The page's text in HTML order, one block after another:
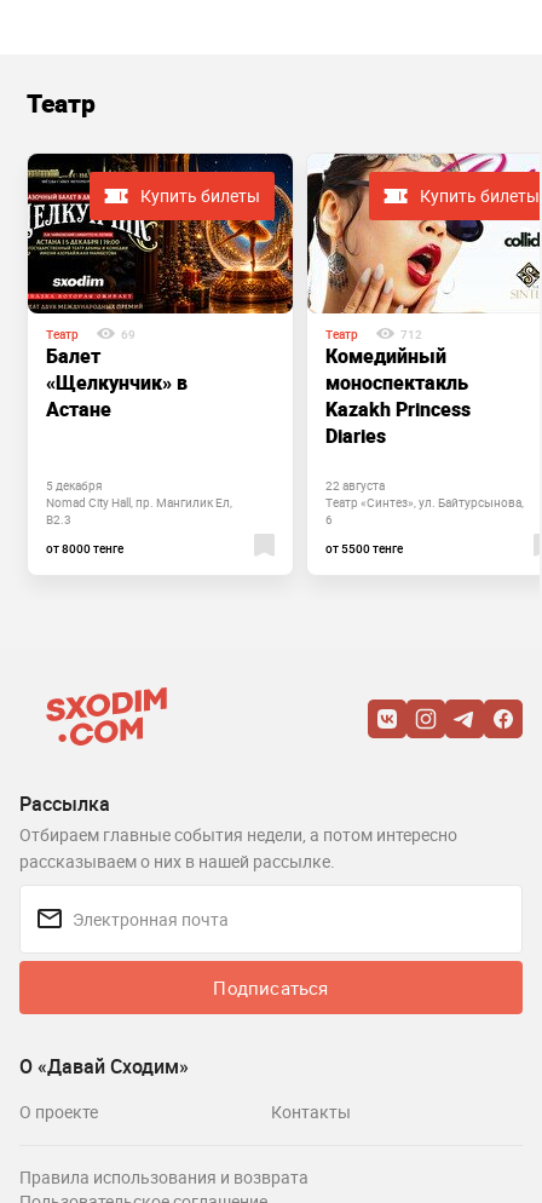
Театр
Купить билеты
Театр 69
Балет
«Щелкунчик» в
Астане
5 декабря
Nomad City Hall, пр. Мангилик Ел,
B2.3
от 8000 тенге
Купить билеты
Театр 712
Комедийный
моноспектакль
Kazakh Princess
Diaries
22 августа
Театр «Синтез», ул. Байтурсынова,
6
от 5500 тенге
Рассылка
Отбираем главные события недели, а потом интересно
рассказываем о них в нашей рассылке.
Подписаться
О «Давай Сходим»
О проекте Контакты
Правила использования и возврата